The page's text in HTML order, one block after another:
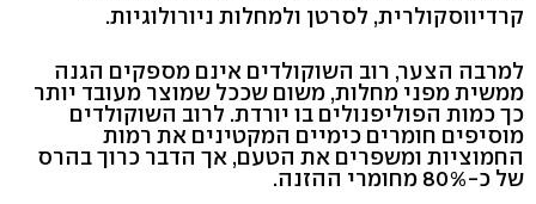
קרדיווסקולרית, לסרטן ולמחלות ניורולוגיות.
למרבה הצער, רוב השוקולדים אינם מספקים הגנה
ממשית מפני מחלות, משום שככל שמוצר מעובד יותר
כך כמות הפוליפנולים בו יורדת. לרוב השוקולדים
מוסיפים חומרים כימיים המקטינים את רמות
החמוציות ומשפרים את הטעם, אך הדבר כרוך בהרס
של כ-80% מחומרי ההזנה.